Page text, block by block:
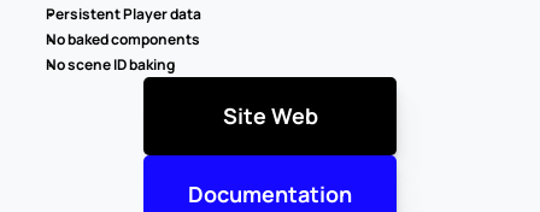
Persistent Player data
No baked components
No scene ID baking
Site Web
Documentation